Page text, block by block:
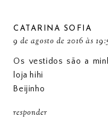
CATARINA SOFIA
9 de agosto de 2016 às
Os vestidos são a
loja hihi
Beijinho
responder